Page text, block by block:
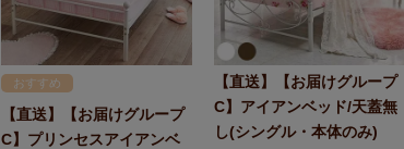
おすすめ
【直送】【お届けグループ
C】プリンセスアイアンベ
【直送】【お届けグループ
C】アイアンベッド/天蓋無
し(シングル・本体のみ)